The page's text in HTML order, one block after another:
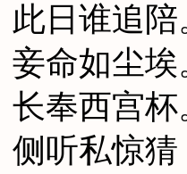
此日谁追陪
妾命如尘埃
长奉西宫杯
侧听私惊猜